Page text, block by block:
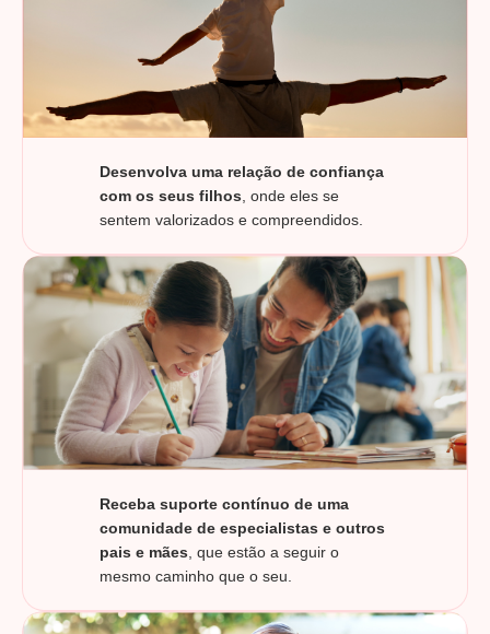
Desenvolva uma relação de confiança
com os seus filhos , onde eles se
sentem valorizados e compreendidos.
Receba suporte contínuo de uma
comunidade de especialistas e outros
pais e mães, que estão a seguir o
mesmo caminho que o seu.